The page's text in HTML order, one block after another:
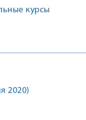
курсы
2020)